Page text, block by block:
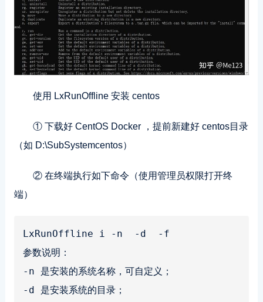
使用 LxRunOffline 安装 centos
① 下载好 CentOS Docker ，提前新建好 centos目录
（如 D:\SubSystemcentos）
② 在终端执行如下命令（使用管理员权限打开终
端）
LxRunOffline i -n -d -f
参数说明：
-n 是安装的系统名称，可自定义；
-d 是安装系统的目录；